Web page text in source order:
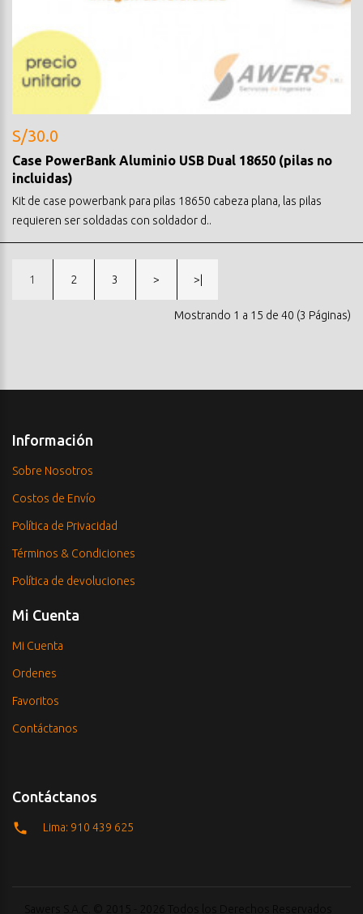
S/30.0
Case PowerBank Aluminio USB Dual 18650 (pilas no
incluidas)
Kit de case powerbank para pilas 18650 cabeza plana, las pilas
requieren ser soldadas con soldador d..
1 2 3 > >|
Mostrando 1 a 15 de 40 (3 Páginas)
Información
Sobre Nosotros
Costos de Envío
Política de Privacidad
Términos & Condiciones
Política de devoluciones
Mi Cuenta
Mi Cuenta
Ordenes
Favoritos
Contáctanos
Contáctanos
Lima: 910 439 625